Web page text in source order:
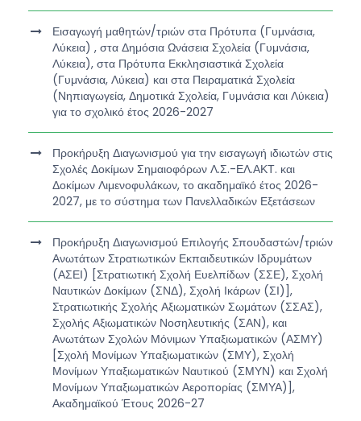
Εισαγωγή μαθητών/τριών στα Πρότυπα (Γυμνάσια,
Λύκεια) , στα Δημόσια Ωνάσεια Σχολεία (Γυμνάσια,
Λύκεια), στα Πρότυπα Εκκλησιαστικά Σχολεία
(Γυμνάσια, Λύκεια) και στα Πειραματικά Σχολεία
(Νηπιαγωγεία, Δημοτικά Σχολεία, Γυμνάσια και Λύκεια)
για το σχολικό έτος 2026-2027
Προκήρυξη Διαγωνισμού για την εισαγωγή ιδιωτών στις
Σχολές Δοκίμων Σημαιοφόρων Λ.Σ.-ΕΛ.ΑΚΤ. και
Δοκίμων Λιμενοφυλάκων, το ακαδημαϊκό έτος 2026-
2027, με το σύστημα των Πανελλαδικών Εξετάσεων
Προκήρυξη Διαγωνισμού Επιλογής Σπουδαστών/τριών
Ανωτάτων Στρατιωτικών Εκπαιδευτικών Ιδρυμάτων
(ΑΣΕΙ) [Στρατιωτική Σχολή Ευελπίδων (ΣΣΕ), Σχολή
Ναυτικών Δοκίμων (ΣΝΔ), Σχολή Ικάρων (ΣΙ)],
Στρατιωτικής Σχολής Αξιωματικών Σωμάτων (ΣΣΑΣ),
Σχολής Αξιωματικών Νοσηλευτικής (ΣΑΝ), και
Ανωτάτων Σχολών Μόνιμων Υπαξιωματικών (ΑΣΜΥ)
[Σχολή Μονίμων Υπαξιωματικών (ΣΜΥ), Σχολή
Μονίμων Υπαξιωματικών Ναυτικού (ΣΜΥΝ) και Σχολή
Μονίμων Υπαξιωματικών Αεροπορίας (ΣΜΥΑ)],
Ακαδημαϊκού Έτους 2026-27